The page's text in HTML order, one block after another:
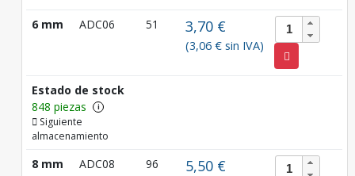
6 mm ADC06 51 3,70 €
(3,06 € sin IVA)
Estado de stock
848 piezas
i
Siguiente
almacenamiento
8 mm ADC08 96 5,50 €